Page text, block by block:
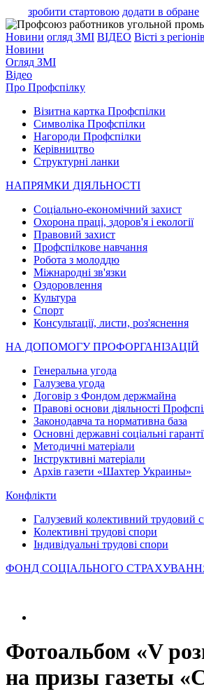
зробити стартовою додати в обране
Новини огляд ЗМІ ВІДЕО Вісті з регіонів
Новини
Огляд ЗМI
Вiдео
Про Профспiлку
Візитна картка Профспілки
Символіка Профспілки
Нагороди Профспілки
Керівництво
Структурні ланки
НАПРЯМКИ ДІЯЛЬНОСТІ
Соціально-економічний захист
Охорона праці, здоров'я і екології
Правовий захист
Профспілкове навчання
Робота з молоддю
Міжнародні зв'язки
Оздоровлення
Культура
Спорт
Консультації, листи, роз'яснення
НА ДОПОМОГУ ПРОФОРГАНІЗАЦІЙ
Генеральна угода
Галузева угода
Договір з Фондом держмайна
Правові основи діяльності
Законодавча та нормативна база
Основні державні соціальні
Методичні матеріали
Інструктивні матеріали
Архів газети «Шахтер Украины»
Конфлікти
Галузевий колективний трудовий
Колективні трудові спори
Індивідуальні трудові спори
ФОНД СОЦІАЛЬНОГО
Фотоальбом «V
на призы газеты